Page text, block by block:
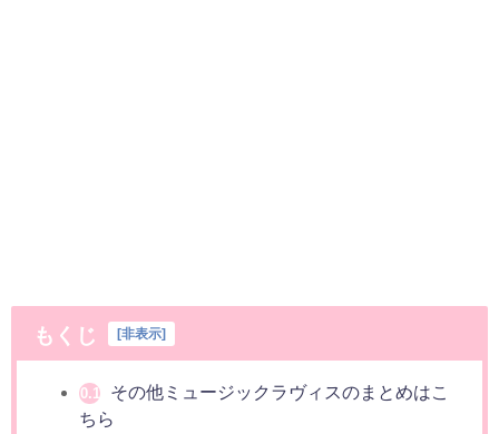
もくじ [非表示]
0.1
その他ミュージックラヴィスのまとめはこ
ちら